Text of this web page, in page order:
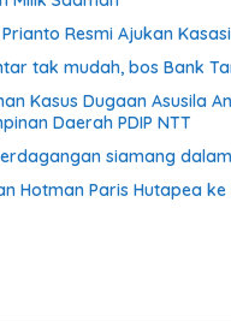
Resmi Ajukan
tak mudah, bos Bank
Kasus Dugaan Asusila
Daerah PDIP NTT
siamang
Hotman Paris Hutapea ke